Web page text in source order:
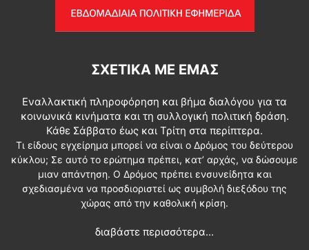
ΣΧΕΤΙΚΆ ΜΕ ΕΜΆΣ
Εναλλακτική πληροφόρηση και βήμα διαλόγου για τα
κοινωνικά κινήματα και τη συλλογική πολιτική δράση.
Κάθε Σάββατο έως και Τρίτη στα περίπτερα.
Τι είδους εγχείρημα μπορεί να είναι ο Δρόμος του δεύτερου
κύκλου; Σε αυτό το ερώτημα πρέπει, κατ’ αρχάς, να δώσουμε
μιαν απάντηση. Ο Δρόμος πρέπει ενσυνείδητα και
σχεδιασμένα να προσδιοριστεί ως συμβολή διεξόδου της
χώρας από την καθολική κρίση.
διαβάστε περισσότερα...